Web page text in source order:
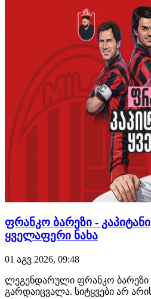
ფრანკო ბარეზი -
ყველაფერი ნახა
01 აგვ 2026, 09:48
ლეგენდარული ფრანკო ბარეზი
გარდაიცვალა. სიტყვები არ